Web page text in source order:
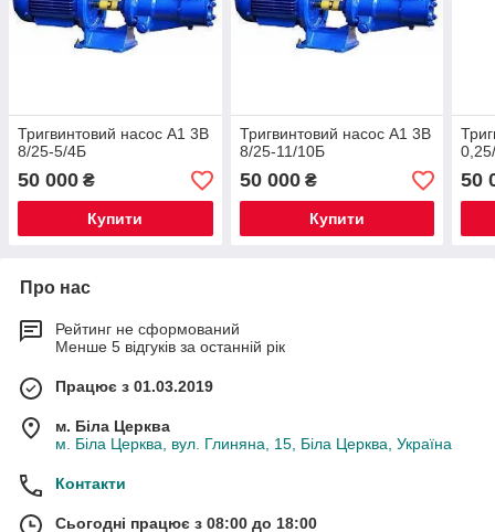
Тригвинтовий насос А1 3В
8/25-5/4Б
50 000 ₴
Купити
Тригвинтовий насос А1 3В
8/25-11/10Б
50 000₴
Купити
50
Про нас
Рейтинг не сформований
Менше 5 відгуків за останній рік
Працює з 01.03.2019
м. Біла Церква
м. Біла Церква, вул. Глиняна, 15, Біла Церква, Україна
Контакти
Сьогодні працює з 08:00 до 18:00